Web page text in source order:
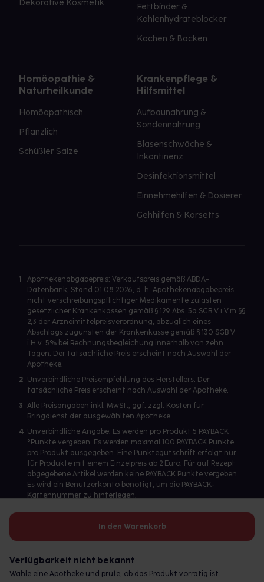
In den Warenkorb
Verfügbarkeit nicht bekannt
Wähle eine Apotheke und prüfe, ob das Produkt vorrätig ist.
Dekorative Kosmetik
Fettbinder &
Kohlenhydrateblocker
Kochen & Backen
Homöopathie &
Naturheilkunde
Homöopathisch
Pflanzlich
Schüßler Salze
Krankenpflege &
Hilfsmittel
Aufbaunahrung &
Sondennahrung
Blasenschwäche &
Inkontinenz
Desinfektionsmittel
Einnehmehilfen & Dosierer
Gehhilfen & Korsetts
1
Apothekenabgabepreis: Verkaufspreis gemäß ABDA-
Datenbank, Stand 01.08.2026, d. h. Apothekenabgabepreis
nicht verschreibungspflichtiger Medikamente zulasten
gesetzlicher Krankenkassen gemäß § 129 Abs. 5a SGB V i.V.m §§
2,3 der Arzneimittelpreisverordnung, abzüglich eines
Abschlags zugunsten der Krankenkasse gemäß § 130 SGB V
i.H.v. 5% bei Rechnungsbegleichung innerhalb von zehn
Tagen. Der tatsächliche Preis erscheint nach Auswahl der
Apotheke.
2 Unverbindliche Preisempfehlung des Herstellers. Der
tatsächliche Preis erscheint nach Auswahl der Apotheke.
3 Alle Preisangaben inkl. MwSt., ggf. zzgl. Kosten für
Bringdienst der ausgewählten Apotheke.
4 Unverbindliche Angabe. Es werden pro Produkt 5 PAYBACK
°Punkte vergeben. Es werden maximal 100 PAYBACK Punkte
pro Produkt ausgegeben. Eine Punktegutschrift erfolgt nur
für Produkte mit einem Einzelpreis ab 2 Euro. Für auf Rezept
abgegebene Artikel werden keine PAYBACK Punkte vergeben.
Es wird ein Benutzerkonto benötigt, um die PAYBACK-
Kartennummer zu hinterlegen.
Betreiber des Portals und verantwortlich: gesund.de GmbH &
© 2026 gesund.de GmbH & Co. KG